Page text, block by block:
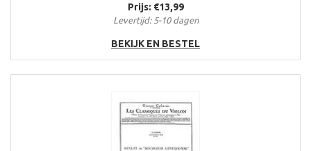
Prijs: €13,99
Levertijd: 5-10 dagen
BEKIJK EN BESTEL